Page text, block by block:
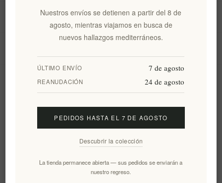
Mi cuenta
Suscribirse Desuscribirse
Nuestros envíos se detienen a partir del 8 de
agosto, mientras viajamos en busca de
nuevos hallazgos mediterráneos.
ÚLTIMO ENVÍO 7 de agosto
REANUDACIÓN 24 de agosto
PEDIDOS HASTA EL 7 DE AGOSTO
Descubrir la colección
La tienda permanece abierta — sus pedidos se enviarán a
nuestro regreso.